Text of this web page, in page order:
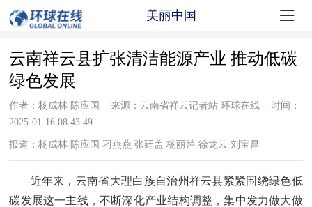
美丽中国 
云南祥云县扩张清洁能源产业 推动低碳
绿色发展
作者：杨成林 陈应国 来源：云南省祥云记者站 环球在线 时间：
2025-01-16 08:43:49
报道：杨成林 陈应国 刁燕燕 张廷盖 杨丽萍 徐龙云 刘宝昌
近年来，云南省大理白族自治州祥云县紧紧围绕绿色低
碳发展这一主线，不断深化产业结构调整，集中发力做大做